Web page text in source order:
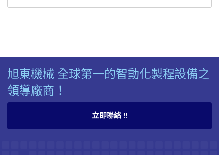
旭東機械 全球第一的智動化製程設備之
領導廠商！
立即聯絡 !!